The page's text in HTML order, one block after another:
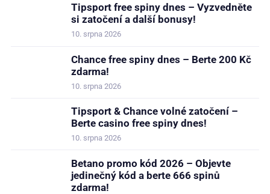
Tipsport free spiny dnes – Vyzvedněte
si zatočení a další bonusy!
10. srpna 2026
Chance free spiny dnes – Berte 200 Kč
zdarma!
10. srpna 2026
Tipsport & Chance volné zatočení –
Berte casino free spiny dnes!
10. srpna 2026
Betano promo kód 2026 – Objevte
jedinečný kód a berte 666 spinů
zdarma!